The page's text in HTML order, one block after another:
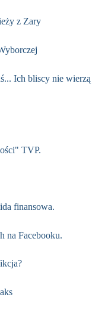
z Zary
Ich bliscy nie wierzą
TVP.
finansowa.
na Facebooku.